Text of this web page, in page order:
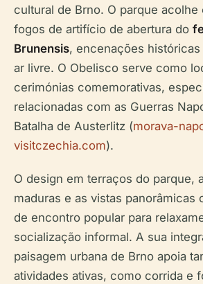
cultural de Brno. O parque
fogos de artifício de abertura do
Brunensis, encenações
ar livre. O Obelisco serve como
cerimónias comemorativas,
relacionadas com as Guerras
Batalha de Austerlitz (morava-
visitczechia.com).
O design em terraços do parque,
maduras e as vistas panorâmicas
de encontro popular para
socialização informal. A sua
paisagem urbana de Brno apoia
atividades ativas, como corrida e